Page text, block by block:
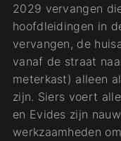
2029 vervangen
hoofdleidingen in
vervangen, de
vanaf de straat
meterkast) alleen
zijn. Siers voert
en Evides zijn
werkzaamheden